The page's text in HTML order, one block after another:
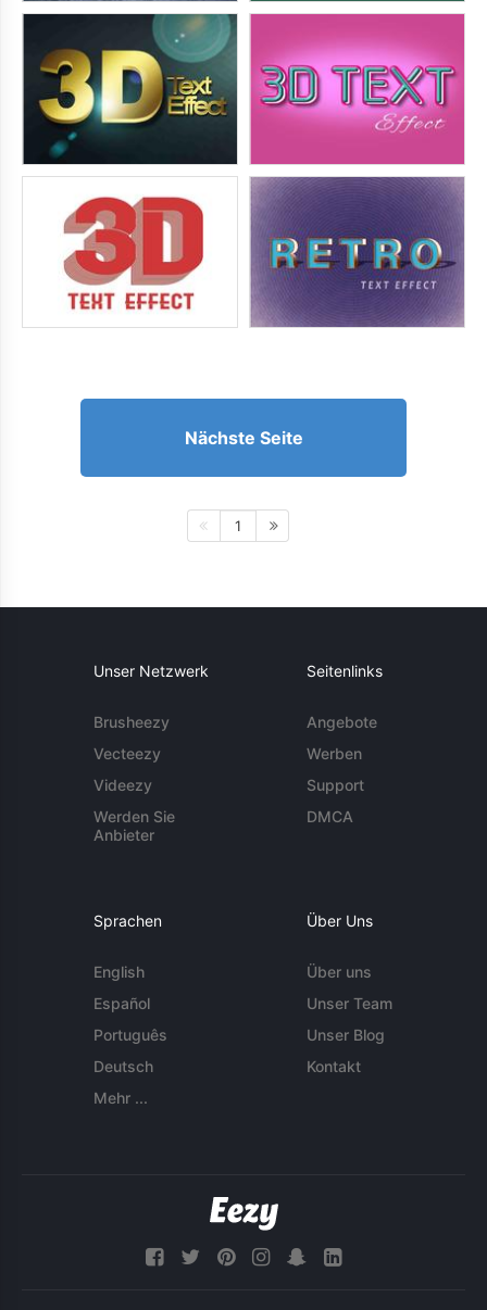
Nächste Seite
1
Unser Netzwerk
Brusheezy
Vecteezy
Videezy
Werden Sie
Anbieter
Seitenlinks
Angebote
Werben
Support
DMCA
Sprachen
English
Español
Português
Deutsch
Mehr ...
Über Uns
Über uns
Unser Team
Unser Blog
Kontakt